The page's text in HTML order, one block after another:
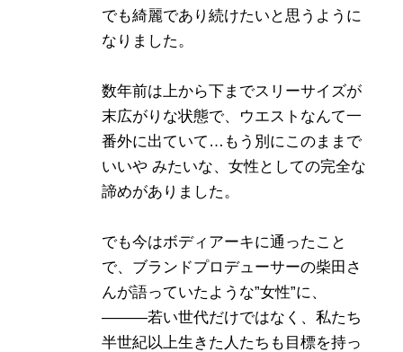
でも綺麗であり続けたいと思うように
なりました。
数年前は上から下までスリーサイズが
末広がりな状態で、ウエストなんて一
番外に出ていて…もう別にこのままで
いいや みたいな、女性としての完全な
諦めがありました。
でも今はボディアーキに通ったこと
で、ブランドプロデューサーの柴田さ
んが語っていたような”女性”に、
———若い世代だけではなく、私たち
半世紀以上生きた人たちも目標を持っ